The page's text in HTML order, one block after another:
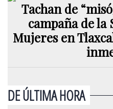
Tachan de
campaña de la
Mujeres en
DE ÚLTIMA HORA